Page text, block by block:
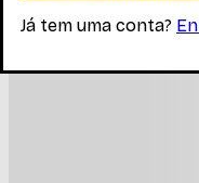
há materiais
Já tem uma conta?